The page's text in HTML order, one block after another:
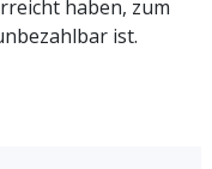
haben, zum
ist.